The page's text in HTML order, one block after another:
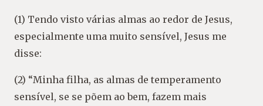
(1) Tendo visto várias almas ao redor de Jesus,
especialmente uma muito sensível, Jesus me
disse:
(2) “Minha filha, as almas de temperamento
sensível, se se põem ao bem, fazem mais